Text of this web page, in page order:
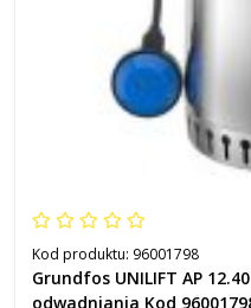
Kod produktu: 96001798
Grundfos UNILIFT AP
odwadniania Kod